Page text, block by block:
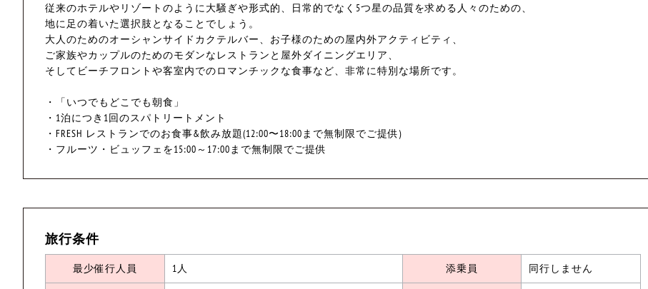
従来のホテルやリゾートのように大騒ぎや形式的、日常的でなく5つ星の品質を求める人々のための、
地に足の着いた選択肢となることでしょう。
大人のためのオーシャンサイドカクテルバー、お子様のための屋内外アクティビティ、
ご家族やカップルのためのモダンなレストランと屋外ダイニングエリア、
そしてビーチフロントや客室内でのロマンチックな食事など、非常に特別な場所です。
・「いつでもどこでも朝食」
・1泊につき1回のスパトリートメント
・FRESH レストランでのお食事&飲み放題(12:00〜18:00まで無制限でご提供)
・フルーツ・ビュッフェを15:00～17:00まで無制限でご提供
旅行条件
最少催行人員 1人 添乗員 同行しません